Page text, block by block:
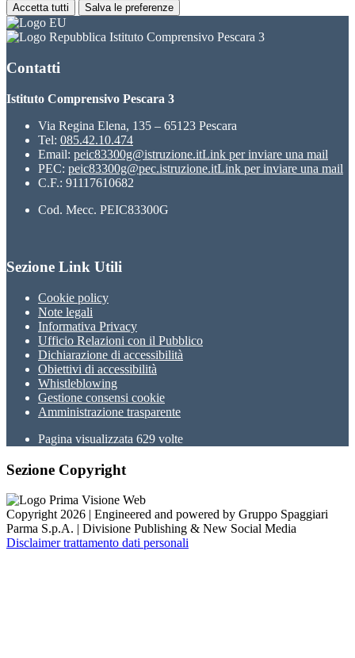
Accetta tutti Salva le preferenze
Istituto Comprensivo Pescara 3
Contatti
Istituto Comprensivo Pescara 3
Via Regina Elena, 135 – 65123 Pescara
Tel: 085.42.10.474
Email: peic83300g@istruzione.itLink per inviare una mail
PEC: peic83300g@pec.istruzione.itLink per inviare una mail
C.F.: 91117610682
Cod. Mecc. PEIC83300G
Sezione Link Utili
Cookie policy
Note legali
Informativa Privacy
Ufficio Relazioni con il Pubblico
Dichiarazione di accessibilità
Obiettivi di accessibilità
Whistleblowing
Gestione consensi cookie
Amministrazione trasparente
Pagina visualizzata 629 volte
Sezione Copyright
Copyright 2026 | Engineered and powered by Gruppo Spaggiari
Parma S.p.A. | Divisione Publishing & New Social Media
Disclaimer trattamento dati personali